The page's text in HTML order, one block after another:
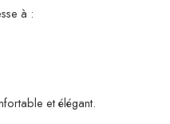
à :
et élégant.